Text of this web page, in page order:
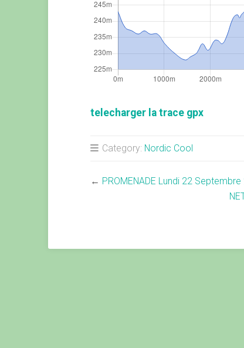
telecharger la trace gpx
Category: Nordic Cool
← PROMENADE Lundi 22 Septembre